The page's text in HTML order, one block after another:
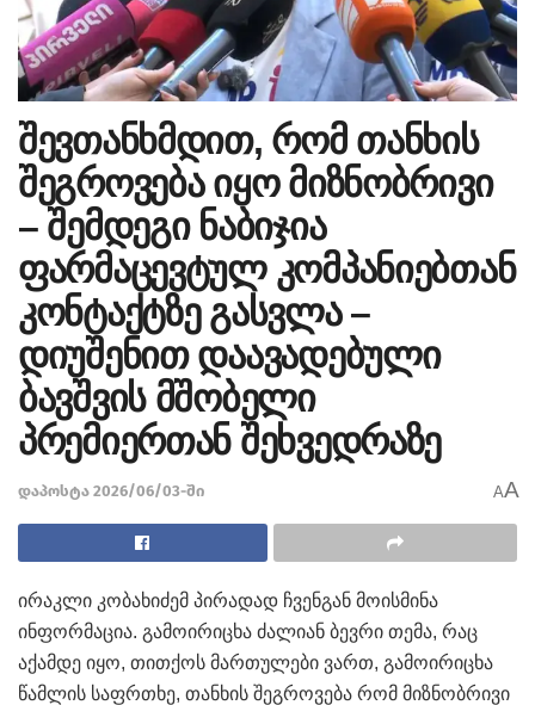
შევთანხმდით, რომ თანხის
შეგროვება იყო მიზნობრივი
– შემდეგი ნაბიჯია
ფარმაცევტულ კომპანიებთან
კონტაქტზე გასვლა –
დიუშენით დაავადებული
ბავშვის მშობელი
პრემიერთან შეხვედრაზე
დაპოსტა 2026/06/03-ში AA
ირაკლი კობახიძემ პირადად ჩვენგან მოისმინა
ინფორმაცია. გამოირიცხა ძალიან ბევრი თემა, რაც
აქამდე იყო, თითქოს მართულები ვართ, გამოირიცხა
წამლის საფრთხე, თანხის შეგროვება რომ მიზნობრივი